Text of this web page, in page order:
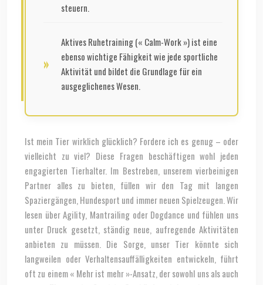
steuern.
Aktives Ruhetraining (« Calm-Work ») ist eine
ebenso wichtige Fähigkeit wie jede sportliche
Aktivität und bildet die Grundlage für ein
ausgeglichenes Wesen.
Ist mein Tier wirklich glücklich? Fordere ich es genug – oder
vielleicht zu viel? Diese Fragen beschäftigen wohl jeden
engagierten Tierhalter. Im Bestreben, unserem vierbeinigen
Partner alles zu bieten, füllen wir den Tag mit langen
Spaziergängen, Hundesport und immer neuen Spielzeugen. Wir
lesen über Agility, Mantrailing oder Dogdance und fühlen uns
unter Druck gesetzt, ständig neue, aufregende Aktivitäten
anbieten zu müssen. Die Sorge, unser Tier könnte sich
langweilen oder Verhaltensauffälligkeiten entwickeln, führt
oft zu einem « Mehr ist mehr »-Ansatz, der sowohl uns als auch